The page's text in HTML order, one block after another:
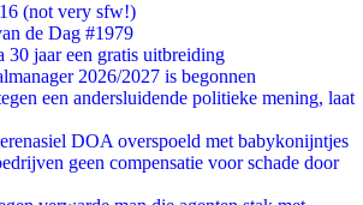
(not very sfw!)
de Dag #1979
30 jaar een gratis uitbreiding
2026/2027 is begonnen
een andersluidende politieke mening, laat
DOA overspoeld met babykonijntjes
geen compensatie voor schade door